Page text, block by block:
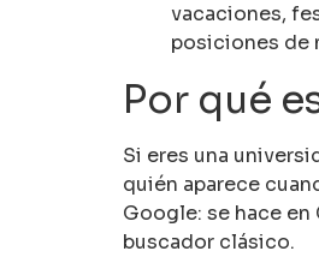
vacaciones,
posiciones de
Por qué
Si eres una
quién aparece
Google: se hace
buscador clásico.